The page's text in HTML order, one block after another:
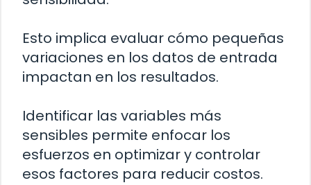
Esto implica evaluar cómo pequeñas
variaciones en los datos de entrada
impactan en los resultados.
Identificar las variables más
sensibles permite enfocar los
esfuerzos en optimizar y controlar
esos factores para reducir costos.